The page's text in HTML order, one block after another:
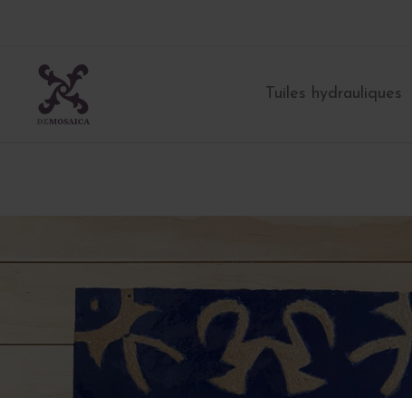
contenu
Tuiles hydrauliques